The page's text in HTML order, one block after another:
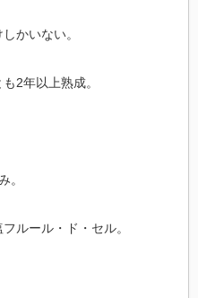
かいない。
2年以上熟成。
。
ルール・ド・セル。